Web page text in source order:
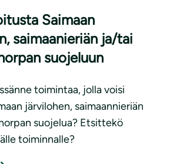
Saimaan
saimaanieriän ja/tai
suojeluun
toimintaa, jolla voisi
järvilohen, saimaannieriän
suojelua? Etsittekö
toiminnalle?